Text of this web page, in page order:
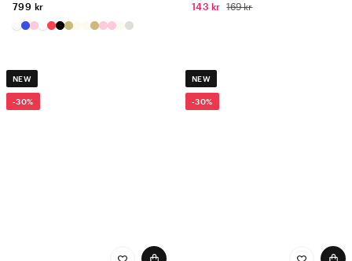
799 kr
143 kr
169 kr
NEW
-30%
NEW
-30%